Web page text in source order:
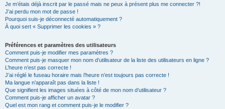
Je m’étais déjà inscrit par le passé mais ne peux à présent plus me connecter ?!
J’ai perdu mon mot de passe !
Pourquoi suis-je déconnecté automatiquement ?
À quoi sert « Supprimer les cookies » ?
Préférences et paramètres des utilisateurs
Comment puis-je modifier mes paramètres ?
Comment puis-je masquer mon nom d’utilisateur de la liste des utilisateurs en ligne ?
L’heure n’est pas correcte !
J’ai réglé le fuseau horaire mais l’heure n’est toujours pas correcte !
Ma langue n’apparaît pas dans la liste !
Que signifient les images situées à côté de mon nom d’utilisateur ?
Comment puis-je afficher un avatar ?
Quel est mon rang et comment puis-je le modifier ?